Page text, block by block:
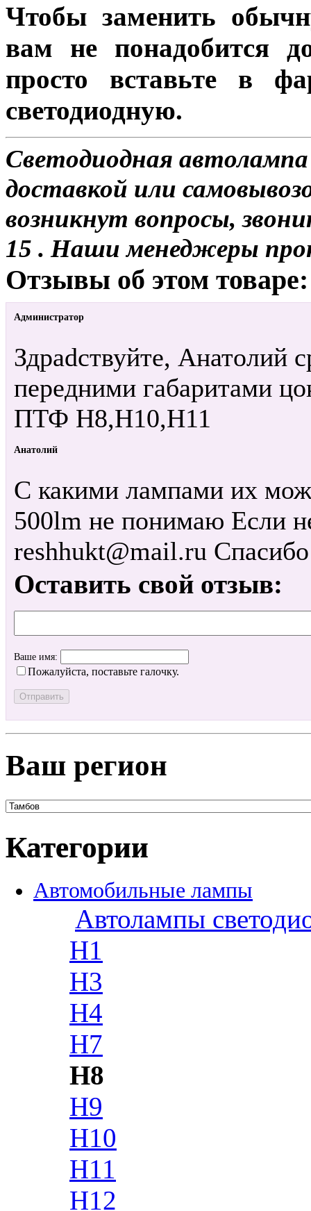
Чтобы заменить
вам не понадобится
просто вставьте в
светодиодную.
Светодиодная
доставкой или
возникнут вопросы,
15 . Наши менеджеры
Отзывы об этом товаре:
Администратор
Здраdствуйте, Анатолий
передними габаритами
ПТФ H8,H10,H11
Анатолий
С какими лампами их
500lm не понимаю Если
reshhukt@mail.ru Cпасибо
Оставить свой отзыв:
Ваше имя:
Пожалуйста, поставьте галочку.
Ваш регион
Категории
Автомобильные лампы
Автолампы
H1
H3
H4
H7
H8
H9
H10
H11
H12